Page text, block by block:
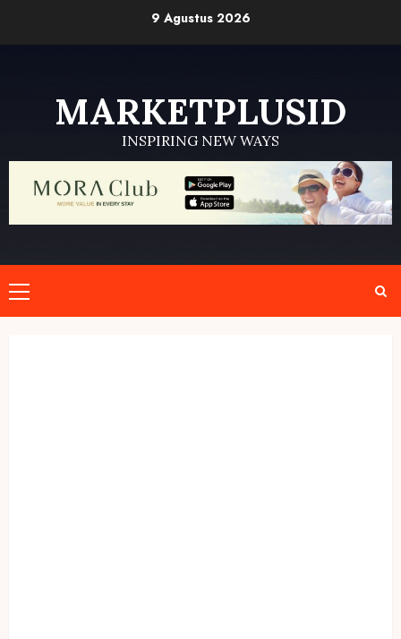
9 Agustus 2026
MARKETPLUSID
INSPIRING NEW WAYS
Primary
Menu